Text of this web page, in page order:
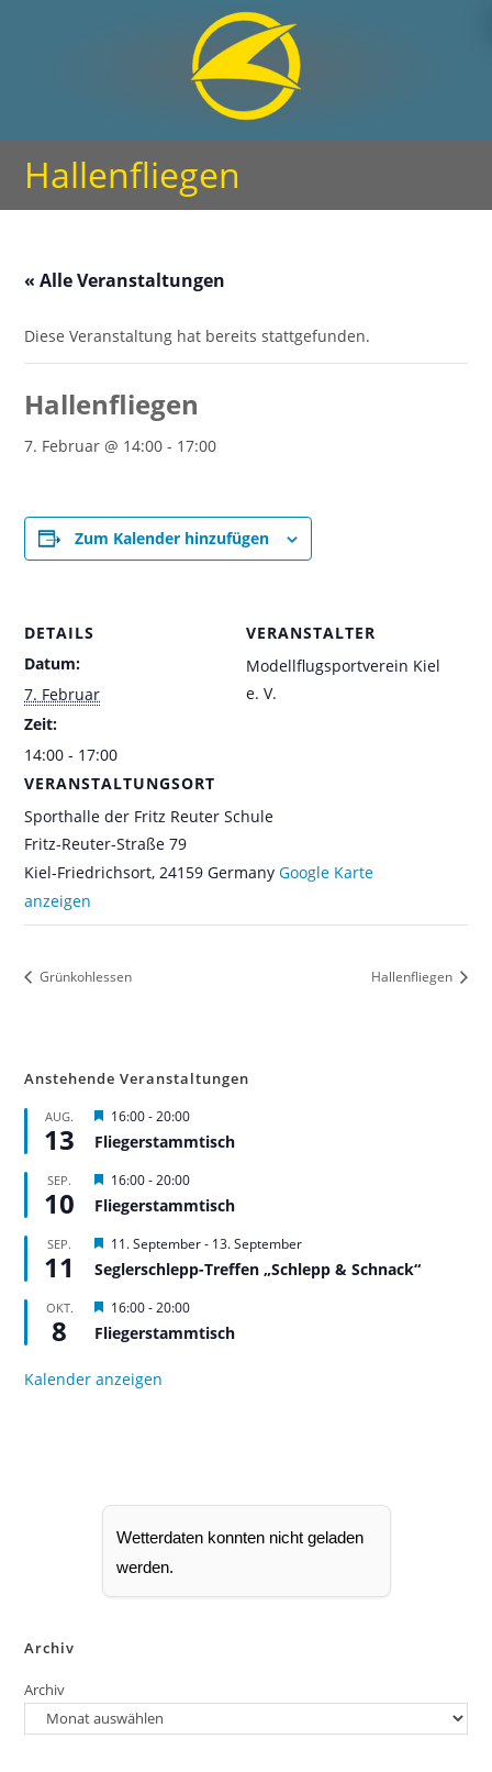
Hallenfliegen
« Alle Veranstaltungen
Diese Veranstaltung hat bereits stattgefunden.
Hallenfliegen
7. Februar @ 14:00 - 17:00
Zum Kalender hinzufügen
DETAILS
Datum:
7. Februar
Zeit:
14:00 - 17:00
VERANSTALTUNGSORT
Sporthalle der Fritz Reuter Schule
Fritz-Reuter-Straße 79
Kiel-Friedrichsort, 24159 Germany Google Karte
anzeigen
VERANSTALTER
Modellflugsportverein Kiel
e. V.
Grünkohlessen Hallenfliegen
Anstehende Veranstaltungen
AUG.
13
H
e
r
o
r
e
o
e
n
16:00-20:00
Fliegerstammtisch
SEP.
10
H
e
r
o
r
g
e
o
e
n
16:00-20:00
Fliegerstammtisch
SEP.
11
H
r
o
r
h
11. September- 13. September
Seglerschlepp-Treffen „Schlepp & Schnack“
OKT.
8
H
e
r
o
16:00-20:00
Fliegerstammtisch
Kalender anzeigen
Wetterdaten konnten nicht geladen
werden.
Archiv
Archiv